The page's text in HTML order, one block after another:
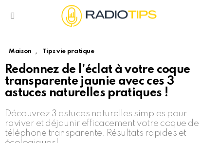
Maison , Tips vie pratique
Redonnez de l’éclat à votre coque
transparente jaunie avec ces 3
astuces naturelles pratiques !
Découvrez 3 astuces naturelles simples pour
raviver et déjaunir efficacement votre coque de
téléphone transparente. Résultats rapides et